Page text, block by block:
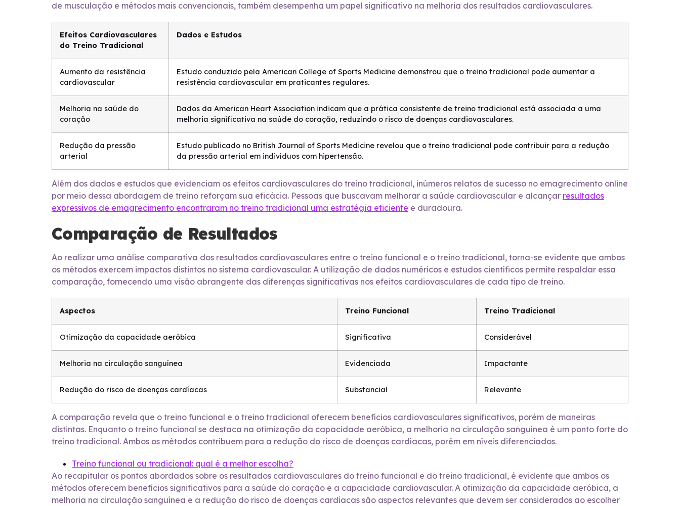
de musculação e métodos mais convencionais, também desempenha um papel significativo na melhoria dos resultados cardiovasculares.
Efeitos Cardiovasculares
do Treino Tradicional
Dados e Estudos
Aumento da resistência
cardiovascular
Estudo conduzido pela American College of Sports Medicine demonstrou que o treino tradicional pode aumentar a
resistência cardiovascular em praticantes regulares.
Melhoria na saúde do
coração
Dados da American Heart Association indicam que a prática consistente de treino tradicional está associada a uma
melhoria significativa na saúde do coração, reduzindo o risco de doenças cardiovasculares.
Redução da pressão
arterial
Estudo publicado no British Journal of Sports Medicine revelou que o treino tradicional pode contribuir para a redução
da pressão arterial em indivíduos com hipertensão.
Além dos dados e estudos que evidenciam os efeitos cardiovasculares do treino tradicional, inúmeros relatos de sucesso no emagrecimento online
por meio dessa abordagem de treino reforçam sua eficácia. Pessoas que buscavam melhorar a saúde cardiovascular e alcançar resultados
expressivos de emagrecimento encontraram no treino tradicional uma estratégia eficiente e duradoura.
Comparação de Resultados
Ao realizar uma análise comparativa dos resultados cardiovasculares entre o treino funcional e o treino tradicional, torna-se evidente que ambos
os métodos exercem impactos distintos no sistema cardiovascular. A utilização de dados numéricos e estudos científicos permite respaldar essa
comparação, fornecendo uma visão abrangente das diferenças significativas nos efeitos cardiovasculares de cada tipo de treino.
Aspectos Treino Funcional Treino Tradicional
Otimização da capacidade aeróbica Significativa Considerável
Melhoria na circulação sanguínea Evidenciada Impactante
Redução do risco de doenças cardíacas Substancial Relevante
A comparação revela que o treino funcional e o treino tradicional oferecem benefícios cardiovasculares significativos, porém de maneiras
distintas. Enquanto o treino funcional se destaca na otimização da capacidade aeróbica, a melhoria na circulação sanguínea é um ponto forte do
treino tradicional. Ambos os métodos contribuem para a redução do risco de doenças cardíacas, porém em níveis diferenciados.
Treino funcional ou tradicional: qual é a melhor escolha?
Ao recapitular os pontos abordados sobre os resultados cardiovasculares do treino funcional e do treino tradicional, é evidente que ambos os
métodos oferecem benefícios significativos para a saúde do coração e a capacidade cardiovascular. A otimização da capacidade aeróbica, a
melhoria na circulação sanguínea e a redução do risco de doenças cardíacas são aspectos relevantes que devem ser considerados ao escolher